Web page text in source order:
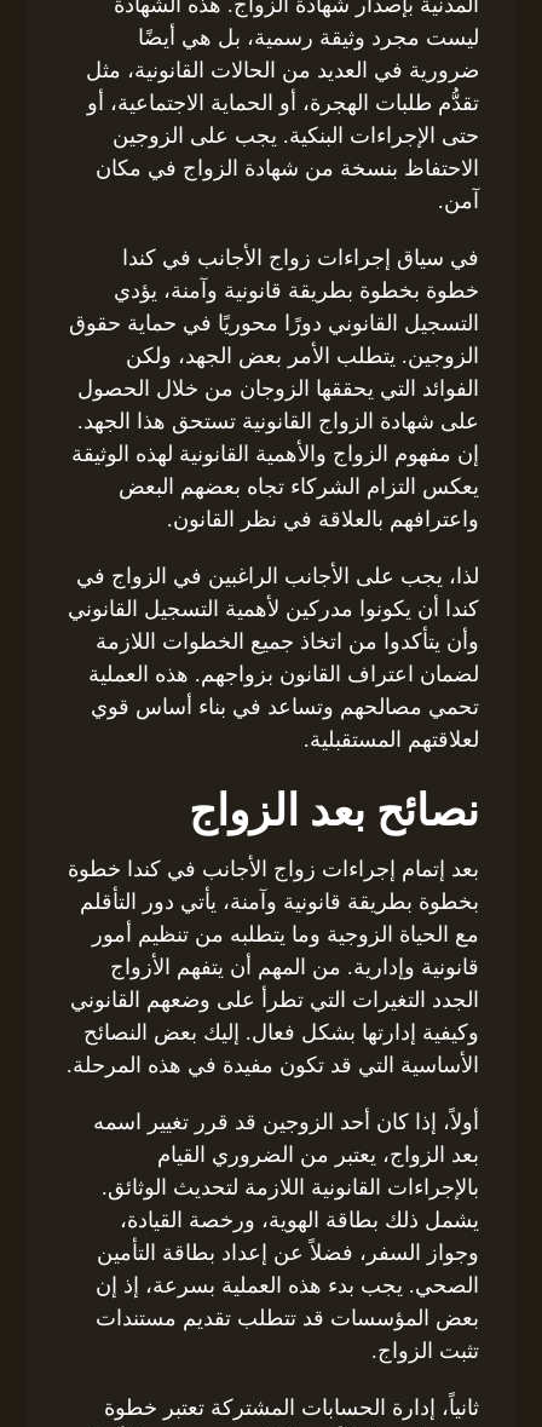
المدنية بإصدار شهادة الزواج. هذه الشهادة
ليست مجرد وثيقة رسمية، بل هي أيضًا
ضرورية في العديد من الحالات القانونية، مثل
تقدُّم طلبات الهجرة، أو الحماية الاجتماعية، أو
حتى الإجراءات البنكية. يجب على الزوجين
الاحتفاظ بنسخة من شهادة الزواج في مكان
آمن.
في سياق إجراءات زواج الأجانب في كندا
خطوة بخطوة بطريقة قانونية وآمنة، يؤدي
التسجيل القانوني دورًا محوريًا في حماية حقوق
الزوجين. يتطلب الأمر بعض الجهد، ولكن
الفوائد التي يحققها الزوجان من خلال الحصول
على شهادة الزواج القانونية تستحق هذا الجهد.
إن مفهوم الزواج والأهمية القانونية لهذه الوثيقة
يعكس التزام الشركاء تجاه بعضهم البعض
واعترافهم بالعلاقة في نظر القانون.
لذا، يجب على الأجانب الراغبين في الزواج في
كندا أن يكونوا مدركين لأهمية التسجيل القانوني
وأن يتأكدوا من اتخاذ جميع الخطوات اللازمة
لضمان اعتراف القانون بزواجهم. هذه العملية
تحمي مصالحهم وتساعد في بناء أساس قوي
لعلاقتهم المستقبلية.
نصائح بعد الزواج
بعد إتمام إجراءات زواج الأجانب في كندا خطوة
بخطوة بطريقة قانونية وآمنة، يأتي دور التأقلم
مع الحياة الزوجية وما يتطلبه من تنظيم أمور
قانونية وإدارية. من المهم أن يتفهم الأزواج
الجدد التغيرات التي تطرأ على وضعهم القانوني
وكيفية إدارتها بشكل فعال. إليك بعض النصائح
الأساسية التي قد تكون مفيدة في هذه المرحلة.
أولاً، إذا كان أحد الزوجين قد قرر تغيير اسمه
بعد الزواج، يعتبر من الضروري القيام
بالإجراءات القانونية اللازمة لتحديث الوثائق.
يشمل ذلك بطاقة الهوية، ورخصة القيادة،
وجواز السفر، فضلاً عن إعداد بطاقة التأمين
الصحي. يجب بدء هذه العملية بسرعة، إذ إن
بعض المؤسسات قد تتطلب تقديم مستندات
تثبت الزواج.
ثانياً، إدارة الحسابات المشتركة تعتبر خطوة